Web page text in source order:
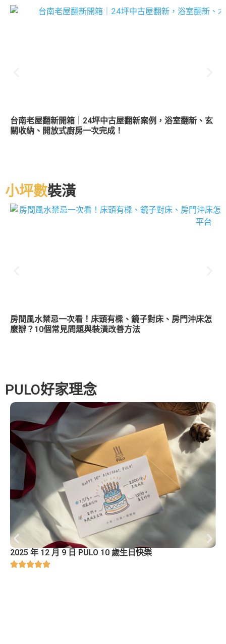
台南老屋翻新開箱｜24坪中古屋翻新案例，浴室翻新、玄
關收納、開放式廚房一次完成！
小坪數裝潢
房間風水禁忌一次看！床頭有樑、鏡子對床、房門沖床怎
麼辦？10個常見問題與裝潢改善方法
PULO好家理念
2025 年 12 月 9 日 PULO 10 歲生日快樂